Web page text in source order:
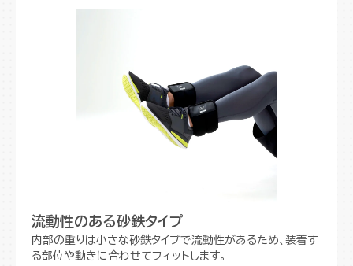
流動性のある砂鉄タイプ
内部の重りは小さな砂鉄タイプで流動性があるため、装着す
る部位や動きに合わせてフィットします。